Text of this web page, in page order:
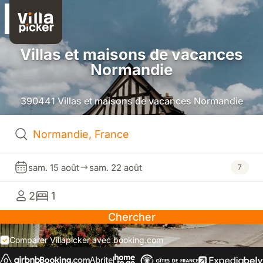
Villas et maisons de vacances
Normandie
390441 Villas et maisons de vacances Normandie
sam. 15 août sam. 22 août 7
2
1
Chercher
Comparer Villapicker avec booking.com